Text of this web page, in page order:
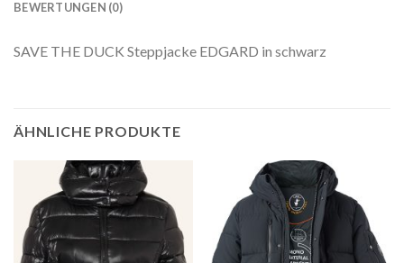
BEWERTUNGEN (0)
SAVE THE DUCK Steppjacke EDGARD in schwarz
ÄHNLICHE PRODUKTE